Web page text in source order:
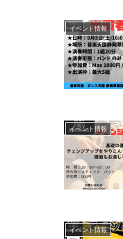
イベント情報
イベント情報
イベント情報